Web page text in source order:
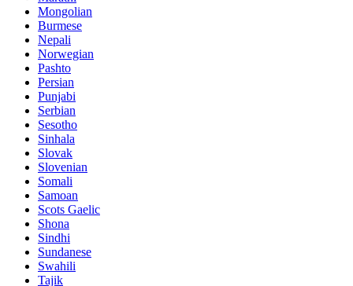
Mongolian
Burmese
Nepali
Norwegian
Pashto
Persian
Punjabi
Serbian
Sesotho
Sinhala
Slovak
Slovenian
Somali
Samoan
Scots Gaelic
Shona
Sindhi
Sundanese
Swahili
Tajik